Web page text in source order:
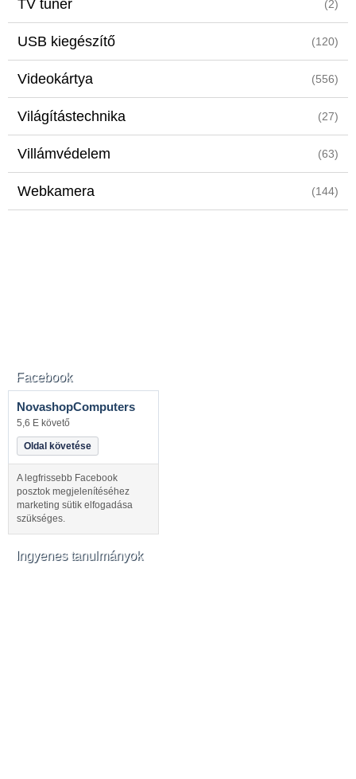
TV tuner (2)
USB kiegészítő (120)
Videokártya (556)
Világítástechnika (27)
Villámvédelem (63)
Webkamera (144)
Facebook
NovashopComputers
5,6 E követő
Oldal követése
A legfrissebb Facebook
posztok megjelenítéséhez
marketing sütik elfogadása
szükséges.
Ingyenes tanulmányok